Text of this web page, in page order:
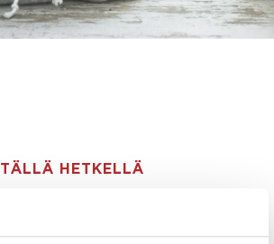
TÄLLÄ HETKELLÄ